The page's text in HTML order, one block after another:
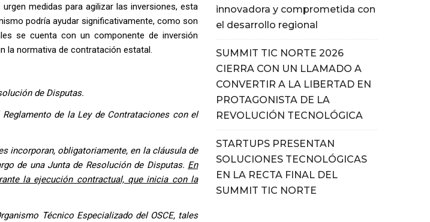
medidas para agilizar las inversiones, esta
podría ayudar significativamente, como son
se cuenta con un componente de inversión
la normativa de contratación estatal.
de Disputas.
de la Ley de Contrataciones con el
incorporan, obligatoriamente, en la cláusula de
de una Junta de Resolución de Disputas. En
la ejecución contractual, que inicia con la
Técnico Especializado del OSCE, tales
innovadora y comprometida con
el desarrollo regional
SUMMIT TIC NORTE 2026
CIERRA CON UN LLAMADO A
CONVERTIR A LA LIBERTAD EN
PROTAGONISTA DE LA
REVOLUCIÓN TECNOLÓGICA
STARTUPS PRESENTAN
SOLUCIONES TECNOLÓGICAS
EN LA RECTA FINAL DEL
SUMMIT TIC NORTE